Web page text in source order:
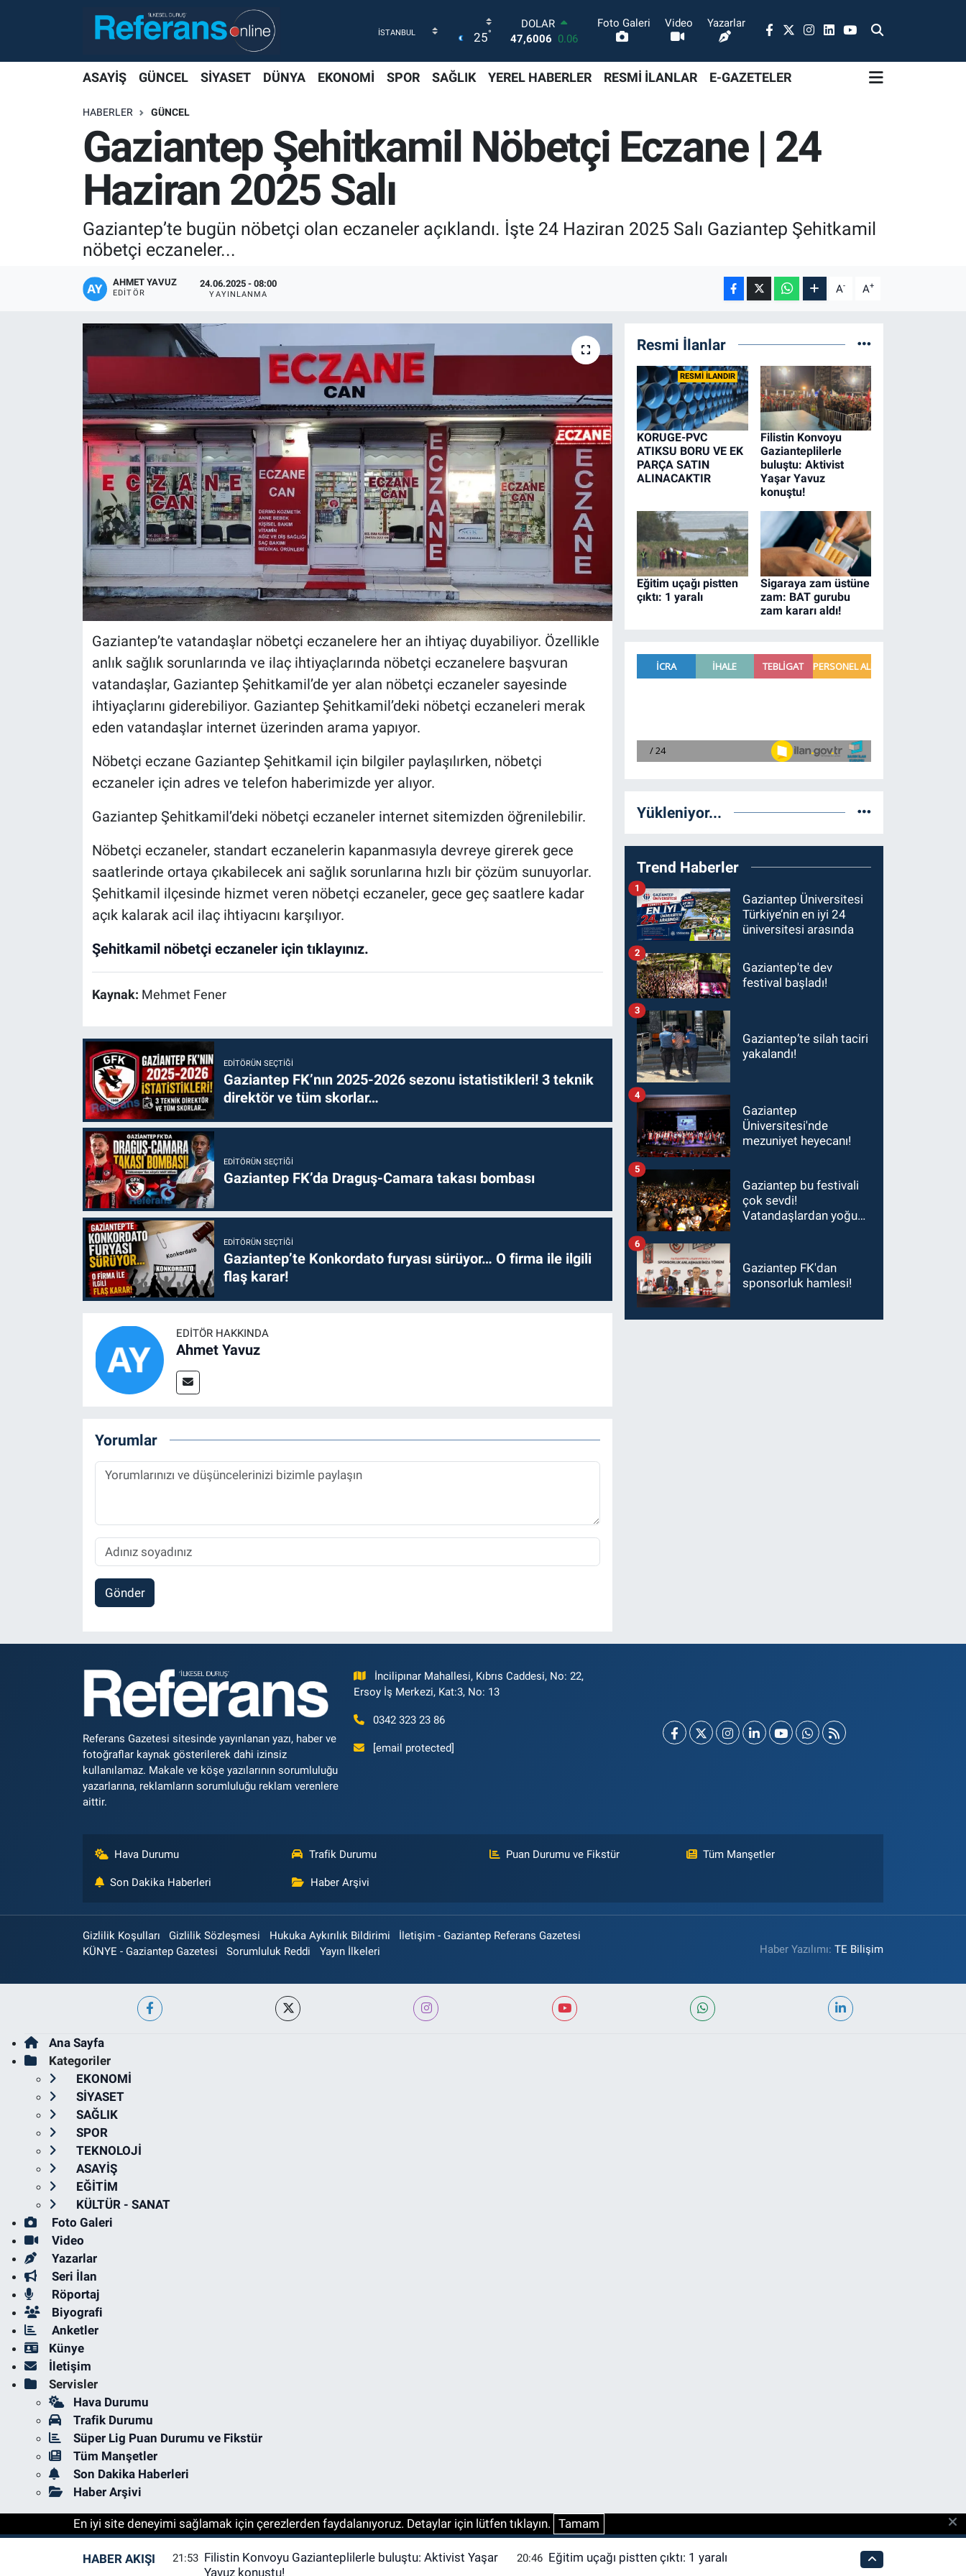
25°
DOLAR
47,6006 0.06
STERLİN
6500.87
BİST100
13.799 70
Foto Galeri Video Yazarlar
ASAYİŞ GÜNCEL SİYASET DÜNYA EKONOMİ SPOR SAĞLIK YEREL HABERLER RESMİ İLANLAR E-GAZETELER
HABERLER GÜNCEL
Gaziantep Şehitkamil Nöbetçi Eczane | 24
Haziran 2025 Salı
Gaziantep’te bugün nöbetçi olan eczaneler açıklandı. İşte 24 Haziran 2025 Salı Gaziantep Şehitkamil
nöbetçi eczaneler...
AHMET YAVUZ
EDITÖR
24.06.2025 - 08:00
YAYINLANMA A- A+
Gaziantep’te vatandaşlar nöbetçi eczanelere her an ihtiyaç duyabiliyor. Özellikle
anlık sağlık sorunlarında ve ilaç ihtiyaçlarında nöbetçi eczanelere başvuran
vatandaşlar, Gaziantep Şehitkamil’de yer alan nöbetçi eczaneler sayesinde
ihtiyaçlarını giderebiliyor. Gaziantep Şehitkamil’deki nöbetçi eczaneleri merak
eden vatandaşlar internet üzerinden arama yapıyor.
Nöbetçi eczane Gaziantep Şehitkamil için bilgiler paylaşılırken, nöbetçi
eczaneler için adres ve telefon haberimizde yer alıyor.
Gaziantep Şehitkamil’deki nöbetçi eczaneler internet sitemizden öğrenilebilir.
Nöbetçi eczaneler, standart eczanelerin kapanmasıyla devreye girerek gece
saatlerinde ortaya çıkabilecek ani sağlık sorunlarına hızlı bir çözüm sunuyorlar.
Şehitkamil ilçesinde hizmet veren nöbetçi eczaneler, gece geç saatlere kadar
açık kalarak acil ilaç ihtiyacını karşılıyor.
Şehitkamil nöbetçi eczaneler için tıklayınız.
Kaynak: Mehmet Fener
EDITÖRÜN SEÇTIĞI
Gaziantep FK’nın 2025-2026 sezonu istatistikleri! 3 teknik
direktör ve tüm skorlar…
EDITÖRÜN SEÇTIĞI
Gaziantep FK’da Draguş-Camara takası bombası
EDITÖRÜN SEÇTIĞI
Gaziantep’te Konkordato furyası sürüyor… O firma ile ilgili
flaş karar!
EDITÖR HAKKINDA
Ahmet Yavuz
Yorumlar
Gönder
Resmi İlanlar
RESMİ İLANDIR
KORUGE-PVC
ATIKSU BORU VE EK
PARÇA SATIN
ALINACAKTIR
Filistin Konvoyu
Gazianteplilerle
buluştu: Aktivist
Yaşar Yavuz
konuştu!
Eğitim uçağı pistten
çıktı: 1 yaralı
Sigaraya zam üstüne
zam: BAT gurubu
zam kararı aldı!
Yükleniyor...
Trend Haberler
Gaziantep Üniversitesi
Türkiye’nin en iyi 24
üniversitesi arasında
1
Gaziantep'te dev
festival başladı!
2
Gaziantep’te silah taciri
yakalandı!
3
Gaziantep
Üniversitesi'nde
mezuniyet heyecanı!
4
Gaziantep bu festivali
çok sevdi!
Vatandaşlardan yoğun
5
Gaziantep FK'dan
sponsorluk hamlesi!
6
Referans Gazetesi sitesinde yayınlanan yazı, haber ve
fotoğraflar kaynak gösterilerek dahi izinsiz
kullanılamaz. Makale ve köşe yazılarının sorumluluğu
yazarlarına, reklamların sorumluluğu reklam verenlere
aittir.
İncilipınar Mahallesi, Kıbrıs Caddesi, No: 22,
Ersoy İş Merkezi, Kat:3, No: 13
0342 323 23 86
[email protected]
Hava Durumu Trafik Durumu Puan Durumu ve Fikstür Tüm Manşetler
Son Dakika Haberleri Haber Arşivi
Gizlilik Koşulları Gizlilik Sözleşmesi Hukuka Aykırılık Bildirimi
İletişim - Gaziantep Referans Gazetesi
KÜNYE - Gaziantep Gazetesi
Sorumluluk Reddi Yayın İlkeleri Haber Yazılımı:TE Bilişim
Ana Sayfa
Kategoriler
EKONOMİ
SİYASET
SAĞLIK
SPOR
TEKNOLOJİ
ASAYİŞ
EĞİTİM
KÜLTÜR - SANAT
Foto Galeri
Video
Yazarlar
Seri İlan
Röportaj
Biyografi
Anketler
Künye
İletişim
Servisler
Hava Durumu
Trafik Durumu
Süper Lig Puan Durumu ve Fikstür
Tüm Manşetler
Son Dakika Haberleri
Haber Arşivi
En iyi site deneyimi sağlamak için çerezlerden faydalanıyoruz. Detaylar için lütfen tıklayın. Tamam
HABER AKIŞI 21:53 Filistin Konvoyu Gazianteplilerle buluştu: Aktivist Yaşar
Yavuz konuştu!
20:46 Eğitim uçağı pistten çıktı: 1 yaralı